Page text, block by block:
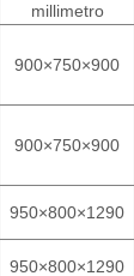
millimetro
900×750×900
900×750×900
950×800×1290
950×800×1290